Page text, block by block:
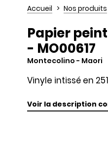
Accueil Nos produits
Papier
- MO00617
Montecolino - Maori
Vinyle intissé en
Voir la description